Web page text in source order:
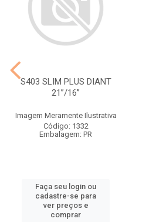
S403 SLIM PLUS DIANT
21”/16”
Imagem Meramente Ilustrativa
Código: 1332
Embalagem: PR
Faça seu login ou
cadastre-se para
ver preços e
comprar